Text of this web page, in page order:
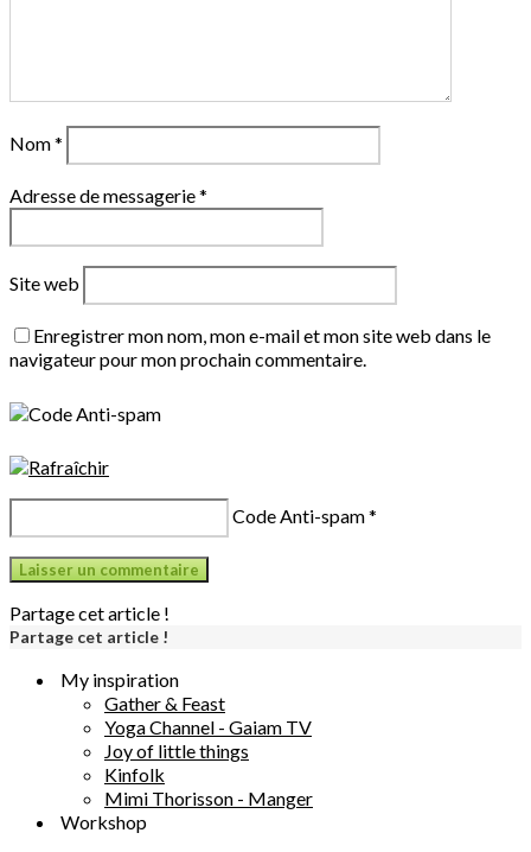
Nom*
Adresse de messagerie*
Site web
Enregistrer mon nom, mon e-mail et mon site web dans le
navigateur pour mon prochain commentaire.
Code Anti-spam*
Partage cet article !
Partage cet article !
My inspiration
Gather & Feast
Yoga Channel - Gaiam TV
Joy of little things
Kinfolk
Mimi Thorisson - Manger
Workshop